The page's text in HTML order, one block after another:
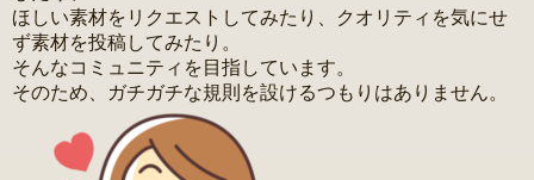
ほしい素材をリクエストしてみたり、クオリティを気にせ
ず素材を投稿してみたり。
そんなコミュニティを目指しています。
そのため、ガチガチな規則を設けるつもりはありません。